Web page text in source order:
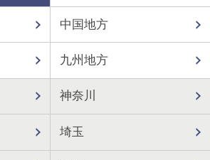
中国地方
九州地方
神奈川
埼玉